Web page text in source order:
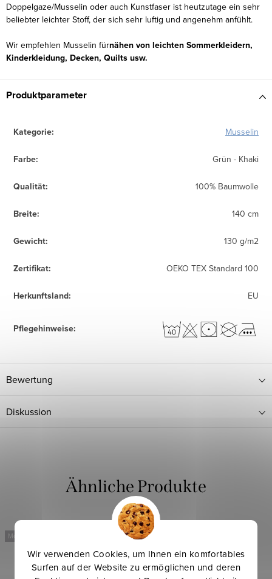
Wir verwenden Cookies, um Ihnen ein komfortables
Surfen auf der Website zu ermöglichen und deren
Doppelgaze/Musselin oder auch Kunstfaser ist heutzutage ein sehr
beliebter leichter Stoff, der sich sehr luftig und angenehm anfühlt.
Wir empfehlen Musselin fürnähen von leichten Sommerkleidern,
Kinderkleidung, Decken, Quilts usw.
Produktparameter
Kategorie: Musselin
Farbe: Grün - Khaki
Qualität: 100% Baumwolle
Breite: 140 cm
Gewicht: 130 g/m2
Zertifikat: OEKO TEX Standard 100
Herkunftsland: EU
Pflegehinweise:
Bewertung
Diskussion
Mehr für weniger Mehr für weniger